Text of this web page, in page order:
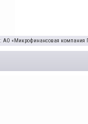
АО «Микрофинансовая компания